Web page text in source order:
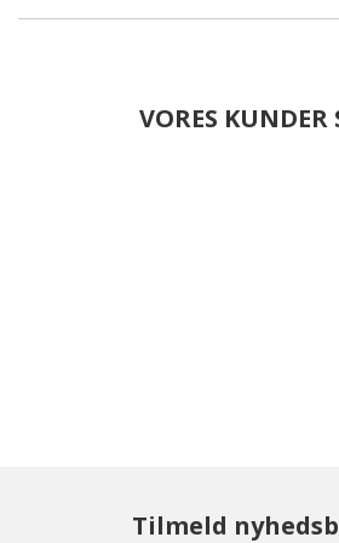
VORES KUNDER
Tilmeld